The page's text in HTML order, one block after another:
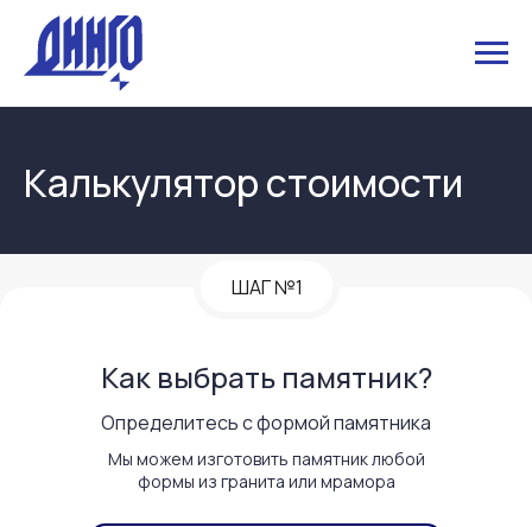
Калькулятор стоимости
ШАГ №1
Как выбрать памятник?
Определитесь с формой памятника
Мы можем изготовить памятник любой
формы из гранита или мрамора